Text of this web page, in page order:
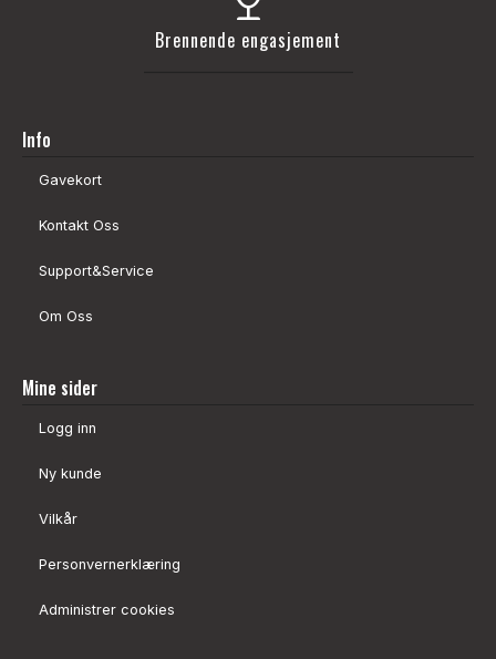
Brennende engasjement
Info
Gavekort
Kontakt Oss
Support&Service
Om Oss
Mine sider
Logg inn
Ny kunde
Vilkår
Personvernerklæring
Administrer cookies